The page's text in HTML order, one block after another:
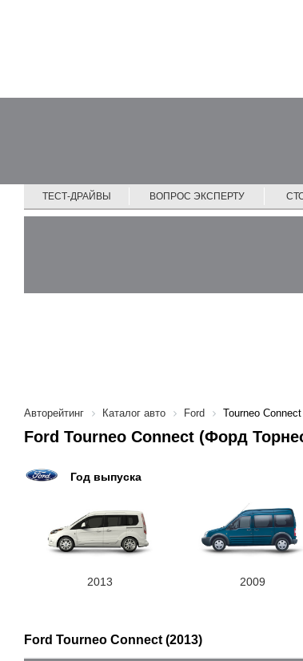
ТЕСТ-ДРАЙВЫ ВОПРОС ЭКСПЕРТУ
Авторейтинг Каталог авто Ford Tourneo Connect
Ford Tourneo Connect (Форд
Год выпуска
2013 2009
Ford Tourneo Connect (2013)